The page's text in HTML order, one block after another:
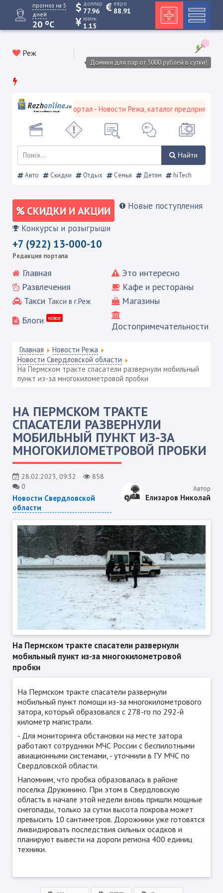
прогноз на 5
дней
20 oC
доллар
77.96
евро
88.91
юань
1.15
Реж
Домики для пар от 3000 рублей в сутки!
городской портал - Новости Режа, каталог предприятий,
Найти
Авто Скидки Отдых Семья Детям hiTech
СКИДКИ И АКЦИИ Новые поступления
Конкурсы и розыгрыши
+7 (922) 13-000-10
Редакция портала
Главная
Это интересно
Развлечения
Кафе и рестораны
Такси Такси в г.Реж
Магазины
Блоги
новое
Достопримечательности
Главная
Новости Режа
Новости Свердловской области
На Пермском тракте спасатели развернули мобильный
пункт из-за многокилометровой пробки
НА ПЕРМСКОМ ТРАКТЕ
СПАСАТЕЛИ РАЗВЕРНУЛИ
МОБИЛЬНЫЙ ПУНКТ ИЗ-ЗА
МНОГОКИЛОМЕТРОВОЙ ПРОБКИ
28.02.2023, 09:32
858
0
Новости Свердловской
области
Автор
Елизаров Николай
На Пермском тракте спасатели развернули
мобильный пункт из-за многокилометровой
пробки
На Пермском тракте спасатели развернули
мобильный пункт помощи из-за многокилометрового
затора, который образовался с 278-го по 292-й
километр магистрали.
- Для мониторинга обстановки на месте затора
работают сотрудники МЧС России с беспилотными
авиационными системами, - уточнили в ГУ МЧС по
Свердловской области.
Напомним, что пробка образовалась в районе
поселка Дружинино. При этом в Свердловскую
область в начале этой недели вновь пришли мощные
снегопады, только за сутки высота покрова может
превысить 10 сантиметров. Дорожники уже готовятся
ликвидировать последствия сильных осадков и
планируют вывести на дороги региона 400 единиц
техники.